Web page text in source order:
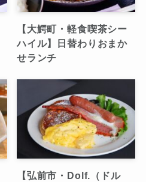
【大鰐町・軽食喫茶シー
ハイル】日替わりおまか
せランチ
【弘前市・Dolf.（ドル